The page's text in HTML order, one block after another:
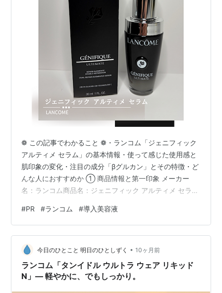
❁ この記事でわかること ❁・ランコム「ジェニフィック
アルティメ セラム」の基本情報・使って感じた使用感と
肌印象の変化・注目の成分「βグルカン」とその特徴・ど
んな人におすすめか ① 商品情報と第一印象 メーカー
名：ランコム商品名：ジェニフィック アルティメ セラム
瞬間から高級感が漂うボトル。 スポイトタイプで衛生的
に使え、1回分がわかりやすいのも好印象でした。 香りは
ほんのりとしたローズとシトラスで、上品ながら強すぎ
ず、朝晩どちらでも使いやすい印象です。 ② 成分と特
徴のポイント ✔ “次世代うるおい成分”配合→ 90兆個のβ
グル…
#PR #ランコム #導入美容液
今日のひとこと 明日のひとしずく • 10ヶ月前
ランコム「タンイドル ウルトラ ウェア リキッド
N」― 軽やかに、でもしっかり。